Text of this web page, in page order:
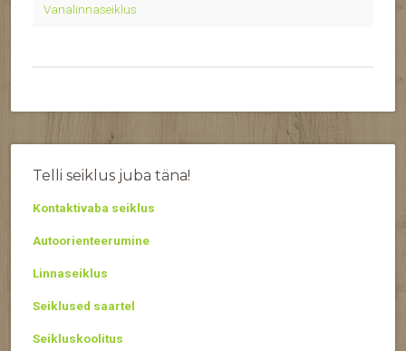
Vanalinnaseiklus
Telli seiklus juba täna!
Kontaktivaba seiklus
Autoorienteerumine
Linnaseiklus
Seiklused saartel
Seikluskoolitus